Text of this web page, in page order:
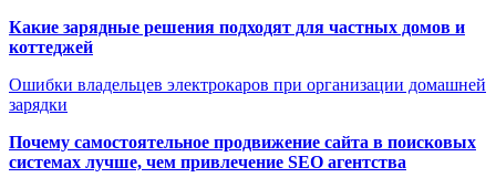
Какие зарядные решения подходят для частных домов и
коттеджей
Ошибки владельцев электрокаров при организации домашней
зарядки
Почему самостоятельное продвижение сайта в поисковых
системах лучше, чем привлечение SEO агентства